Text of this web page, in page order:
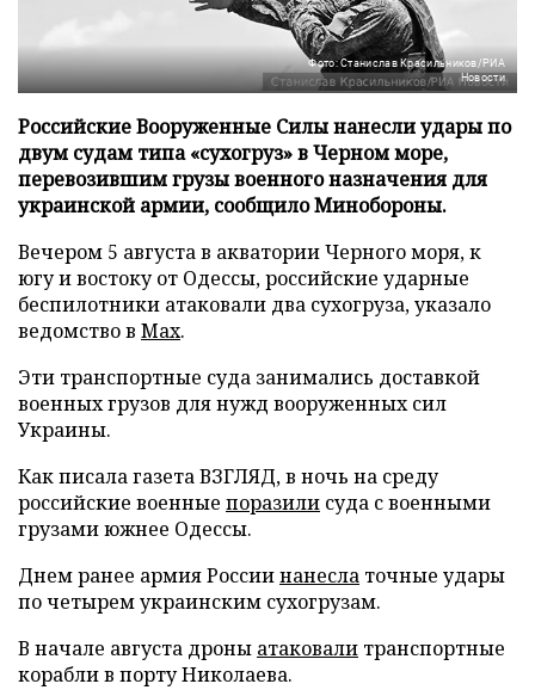
Фото: Станислав Красильников/РИА
Новости
Российские Вооруженные Силы нанесли удары по
двум судам типа «сухогруз» в Черном море,
перевозившим грузы военного назначения для
украинской армии, сообщило Минобороны.
Вечером 5 августа в акватории Черного моря, к
югу и востоку от Одессы, российские ударные
беспилотники атаковали два сухогруза, указало
ведомство в Max.
Эти транспортные суда занимались доставкой
военных грузов для нужд вооруженных сил
Украины.
Как писала газета ВЗГЛЯД, в ночь на среду
российские военные поразили суда с военными
грузами южнее Одессы.
Днем ранее армия Россиинанесла точные удары
по четырем украинским сухогрузам.
В начале августа дроны атаковали транспортные
корабли в порту Николаева.